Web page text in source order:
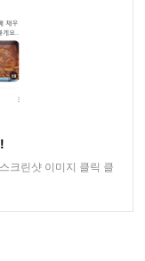
크린샷 이미지 클릭 클